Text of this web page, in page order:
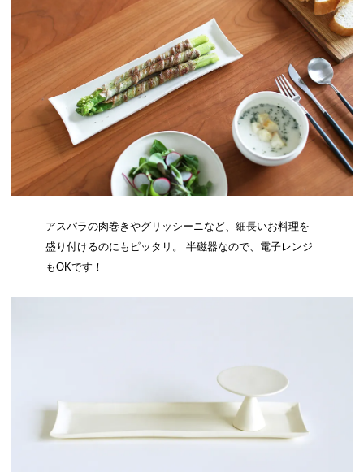
アスパラの肉巻きやグリッシーニなど、細長いお料理を
盛り付けるのにもピッタリ。 半磁器なので、電子レンジ
もOKです！